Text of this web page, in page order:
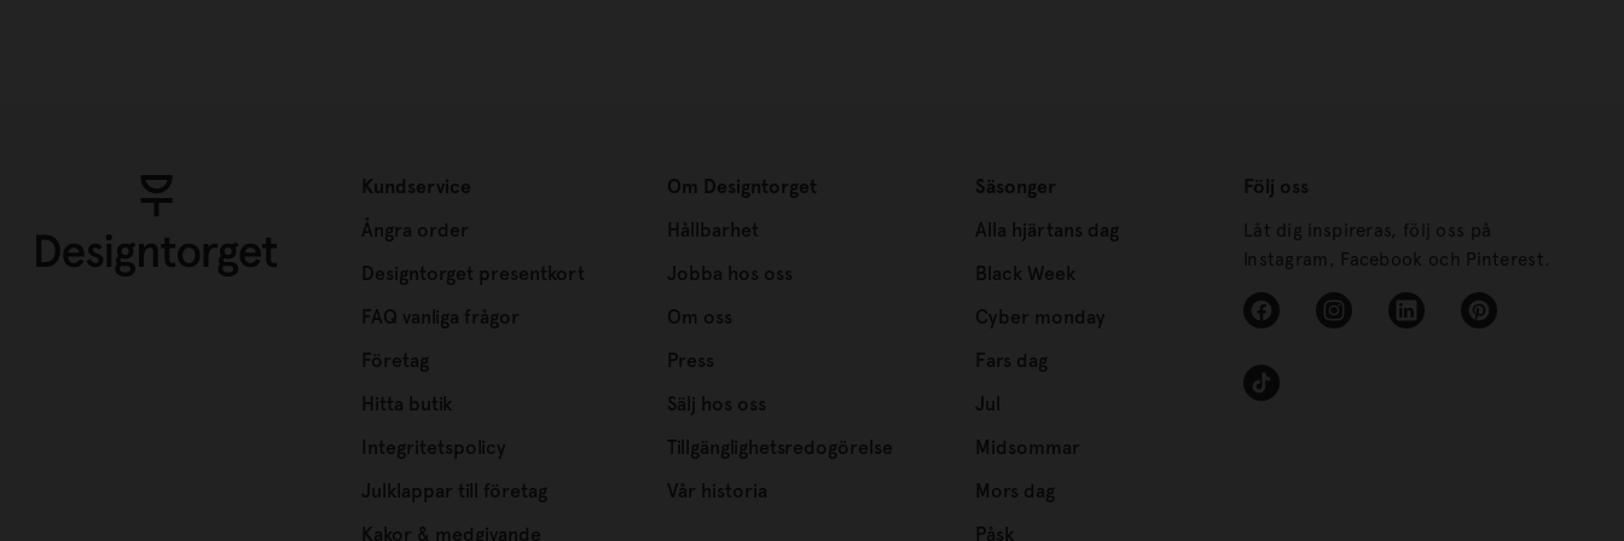
Kundservice
Ångra order
Designtorget presentkort
FAQ vanliga frågor
Företag
Hitta butik
Integritetspolicy
Julklappar till företag
Kakor & medgivande
Om Designtorget
Hållbarhet
Jobba hos oss
Om oss
Press
Sälj hos oss
Tillgänglighetsredogörelse
Vår historia
Säsonger
Alla hjärtans dag
Black Week
Cyber monday
Fars dag
Jul
Midsommar
Mors dag
Påsk
Följ oss
Låt dig inspireras, följ oss på
Instagram, Facebook och Pinterest.